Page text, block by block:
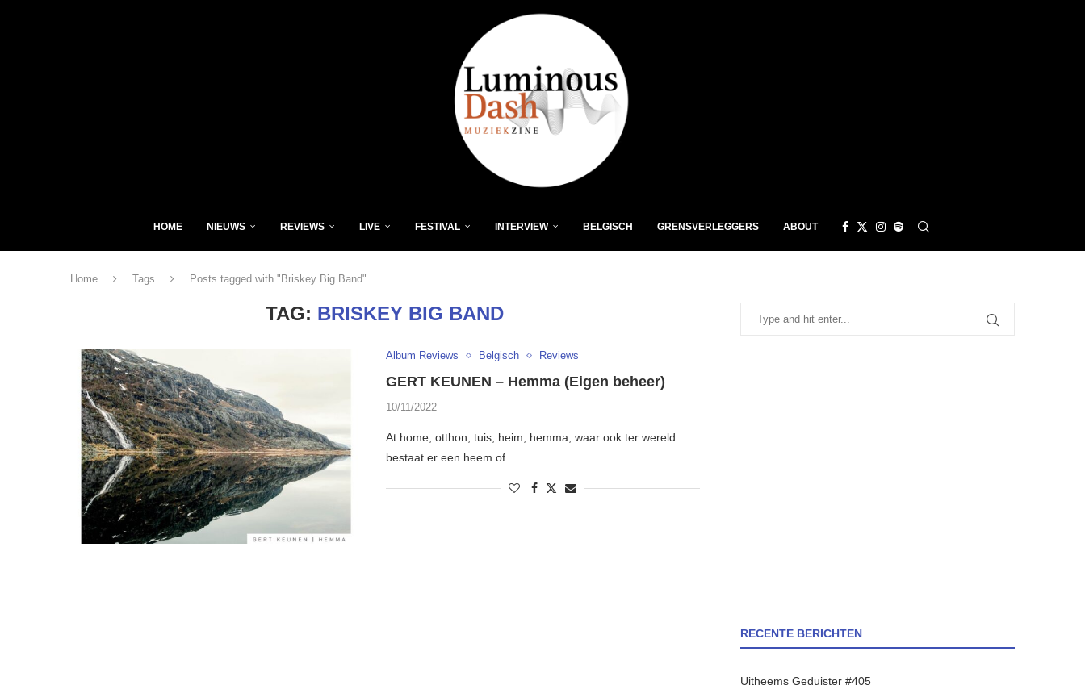
HOME NIEUWS REVIEWS LIVE FESTIVAL INTERVIEW BELGISCH GRENSVERLEGGERS ABOUT
Home Tags Posts tagged with "Briskey Big Band"
TAG: BRISKEY BIG BAND
Album Reviews Belgisch Reviews
GERT KEUNEN – Hemma (Eigen beheer)
10/11/2022
At home, otthon, tuis, heim, hemma, waar ook ter wereld
bestaat er een heem of …
RECENTE BERICHTEN
Uitheems Geduister #405